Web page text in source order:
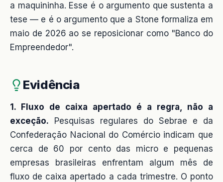
a maquininha. Esse é o argumento que sustenta a
tese — e é o argumento que a Stone formaliza em
maio de 2026 ao se reposicionar como "Banco do
Empreendedor".
Evidência
1. Fluxo de caixa apertado é a regra, não a
exceção. Pesquisas regulares do Sebrae e da
Confederação Nacional do Comércio indicam que
cerca de 60 por cento das micro e pequenas
empresas brasileiras enfrentam algum mês de
fluxo de caixa apertado a cada trimestre. O ponto